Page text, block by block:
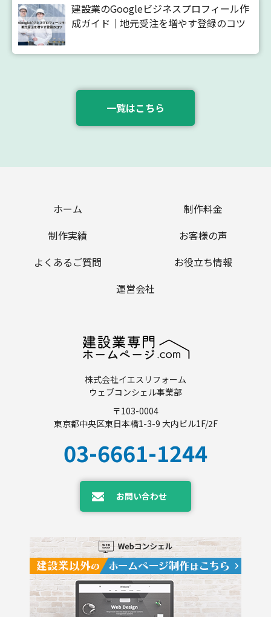
建設業のGoogleビジネスプロフィール作
成ガイド｜地元受注を増やす登録のコツ
一覧はこちら
ホーム
制作料金
制作実績
お客様の声
よくあるご質問
お役立ち情報
運営会社
株式会社イエスリフォーム
ウェブコンシェル事業部
〒103-0004
東京都中央区東日本橋1-3-9 大内ビル1F/2F
03-6661-1244
お問い合わせ